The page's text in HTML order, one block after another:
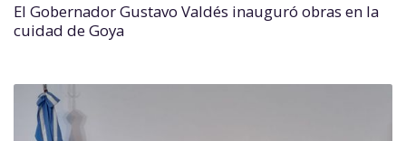
El Gobernador Gustavo Valdés inauguró obras en la
cuidad de Goya